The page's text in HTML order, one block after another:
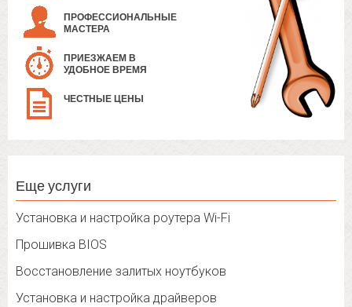
ПРОФЕССИОНАЛЬНЫЕ
МАСТЕРА
ПРИЕЗЖАЕМ В
УДОБНОЕ ВРЕМЯ
ЧЕСТНЫЕ ЦЕНЫ
Еще услуги
Установка и настройка роутера Wi-Fi
Прошивка BIOS
Восстановление залитых ноутбуков
Установка и настройка драйверов